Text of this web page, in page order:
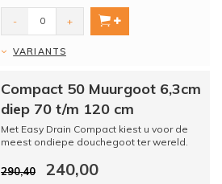
- +
VARIANTS
Compact 50 Muurgoot 6,3cm
diep 70 t/m 120 cm
Met Easy Drain Compact kiest u voor de
meest ondiepe douchegoot ter wereld.
290,40 240,00